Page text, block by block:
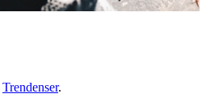
Trendenser.